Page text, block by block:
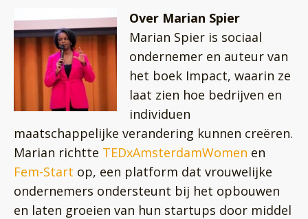
Over Marian Spier
Marian Spier is sociaal
ondernemer en auteur van
het boek Impact, waarin ze
laat zien hoe bedrijven en
individuen
maatschappelijke verandering kunnen creëren.
Marian richtte TEDxAmsterdamWomen en
Fem-Start op, een platform dat vrouwelijke
ondernemers ondersteunt bij het opbouwen
en laten groeien van hun startups door middel